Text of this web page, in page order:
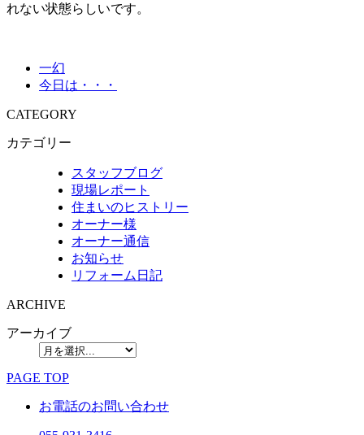
れない状態らしいです。
一幻
今日は・・・
CATEGORY
カテゴリー
スタッフブログ
現場レポート
住まいのヒストリー
オーナー様
オーナー通信
お知らせ
リフォーム日記
ARCHIVE
アーカイブ
PAGE TOP
お電話のお問い合わせ